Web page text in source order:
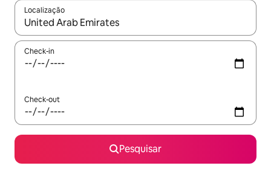
Localização
Quando os resultados estiverem disponíveis, navegue com
Check-in
Check-out
Pesquisar